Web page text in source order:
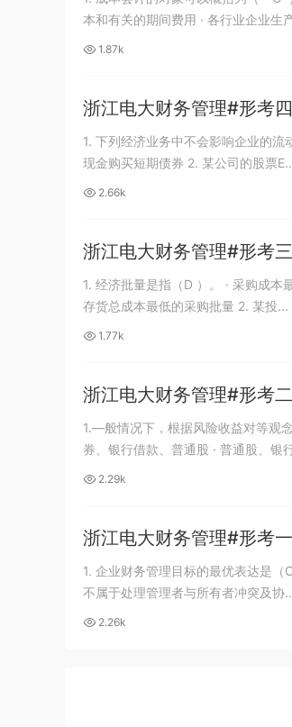
本和有关的期间费用 · 各行业
1.87k
浙江电大财务管理#形考
1. 下列经济业务中不会影响企业的流动比率的是（ B）。 · 赊购原材料 · 用现金购买短期
现金购买短期债券 2. 某公司的股票
2.66k
浙江电大财务管理#形考
1. 经济批量是指（D ）。 · 采购成本最低的采购批量 · 订货成本最低的采购批量 · 储存成本最低的采购批量 · 存货总成本最低的采购批量
存货总成本最低的采购批量 2. 某投...
1.77k
浙江电大财务管理#形考
1.—般情况下，根据风险收益对等观念，下列各筹资
券、银行借款、普通股
2.29k
浙江电大财务管理#形考
1. 企业财务管理目标的最优表达是（C）。 · 利润最大化 · 每股利润最大化 · 企业价值最大化 · 资本利润率最大化 企业价
不属于处理管理者与所有者冲突及协
2.26k